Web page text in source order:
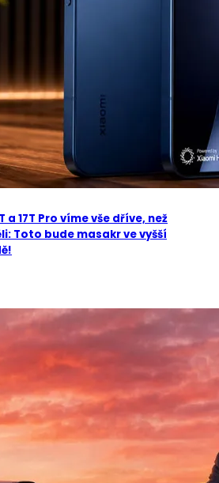
a 17T Pro víme vše dříve, než
Toto bude masakr ve vyšší